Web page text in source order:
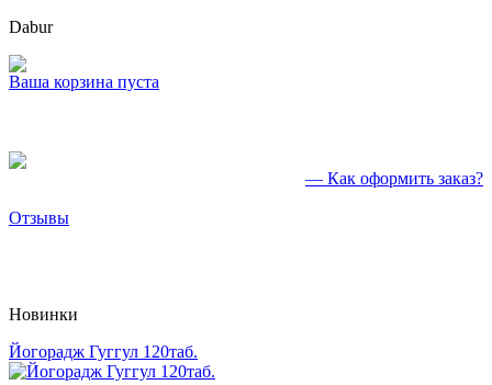
Dabur
Ваша корзина пуста
— Как оформить заказ?
Отзывы
Новинки
Йогорадж Гуггул 120таб.